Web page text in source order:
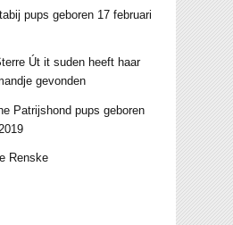
pups geboren 17 februari
Út it suden heeft haar
gevonden
Patrijshond pups geboren
Renske